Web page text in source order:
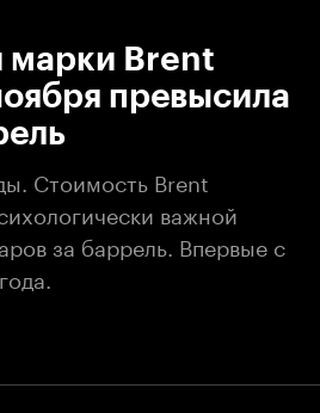
марки Brent
превысила
Стоимость Brent
важной
за баррель. Впервые с